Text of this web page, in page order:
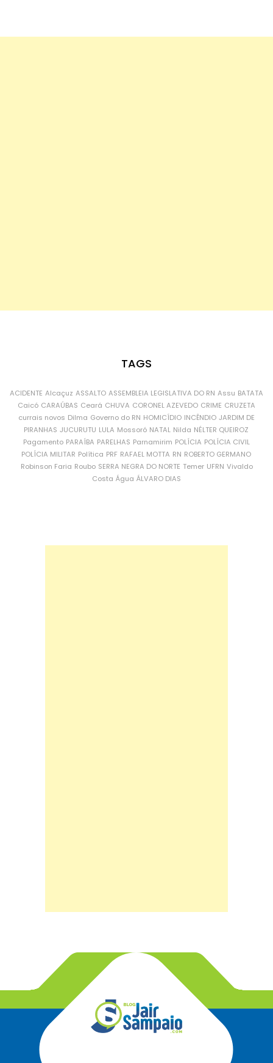
TAGS
ACIDENTE Alcaçuz ASSALTO ASSEMBLEIA LEGISLATIVA DO RN Assu BATATA
Caicó CARAÚBAS Ceará CHUVA CORONEL AZEVEDO CRIME CRUZETA
currais novos Dilma Governo do RN HOMICÍDIO INCÊNDIO JARDIM DE
PIRANHAS JUCURUTU LULA Mossoró NATAL Nilda NÉLTER QUEIROZ
Pagamento PARAÍBA PARELHAS Parnamirim POLÍCIA POLÍCIA CIVIL
POLÍCIA MILITAR Política PRF RAFAEL MOTTA RN ROBERTO GERMANO
Robinson Faria Roubo SERRA NEGRA DO NORTE Temer UFRN Vivaldo
Costa Água ÁLVARO DIAS